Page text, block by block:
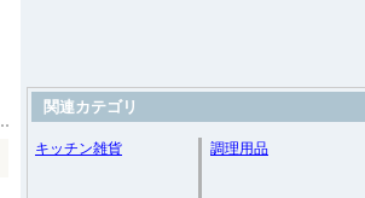
関連カテゴリ
キッチン雑貨 調理用品